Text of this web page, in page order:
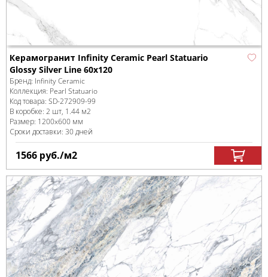
Керамогранит Infinity Ceramic Pearl Statuario
Glossy Silver Line 60x120
Бренд: Infinity Ceramic
Коллекция: Pearl Statuario
Код товара: SD-272909-99
В коробке: 2 шт, 1.44 м2
Размер: 1200x600 мм
Сроки доставки: 30 дней
1566 руб./м2